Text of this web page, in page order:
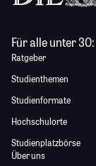
Für alle unter 30:
Ratgeber
Studienthemen
Studienformate
Hochschulorte
Studienplatzbörse
Über uns